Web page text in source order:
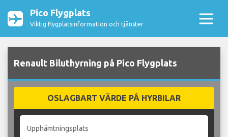
Pico Flygplats
Viktig flygplatsinformation och tjänster
Renault Biluthyrning på Pico Flygplats
OSLAGBART VÄRDE PÅ HYRBILAR
Upphämtningsplats